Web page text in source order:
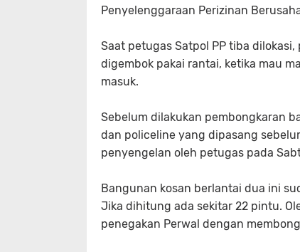
Penyelenggaraan Perizinan
‎Saat petugas Satpol PP tiba
digembok pakai rantai, ketika mau
masuk.
‎Sebelum dilakukan pembongkaran
dan policeline yang dipasang
penyengelan oleh petugas pada
‎Bangunan kosan berlantai dua ini
Jika dihitung ada sekitar 22 pintu.
penegakan Perwal dengan